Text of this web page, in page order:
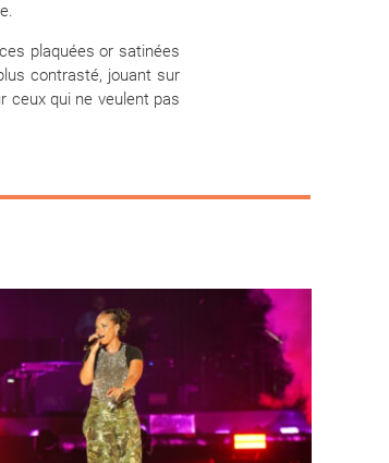
plaquées or satinées
contrasté, jouant sur
ceux qui ne veulent pas